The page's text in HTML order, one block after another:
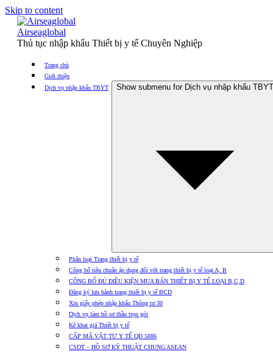
Skip to content
Airseaglobal
Thủ tục nhập khẩu Thiết bị y tế Chuyên Nghiệp
Trang chủ
Giới thiệu
Dịch vụ nhập khẩu TBYT
Show submenu for Dịch vụ nhập khẩu TBYT
Phân loại Trang thiết bị y tế
Công bố tiêu chuẩn áp dụng đối với trang thiết bị y tế loại A, B
CÔNG BỐ ĐỦ ĐIỀU KIỆN MUA BÁN THIẾT BỊ Y TẾ LOẠI B,C,D
Đăng ký lưu hành trang thiết bị y tế BCD
Xin giấy phép nhập khẩu Thông tư 30
Dịch vụ làm hồ sơ thầu trọn gói
Kê khai giá Thiết bị y tế
CẤP MÃ VẬT TƯ Y TẾ QĐ 5086
CSDT – HỒ SƠ KỸ THUẬT CHUNG ASEAN